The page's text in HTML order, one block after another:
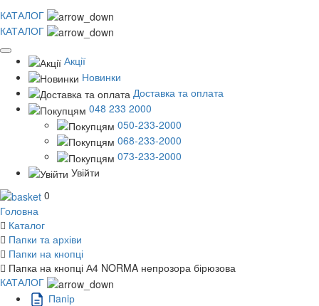
КАТАЛОГ
КАТАЛОГ
Акції
Новинки
Доставка та оплата
048 233 2000
050-233-2000
068-233-2000
073-233-2000
Увійти
0
Головна
Каталог
Папки та архіви
Папки на кнопці
Папка на кнопці А4 NORMA непрозора бірюзова
КАТАЛОГ
Пaпiр